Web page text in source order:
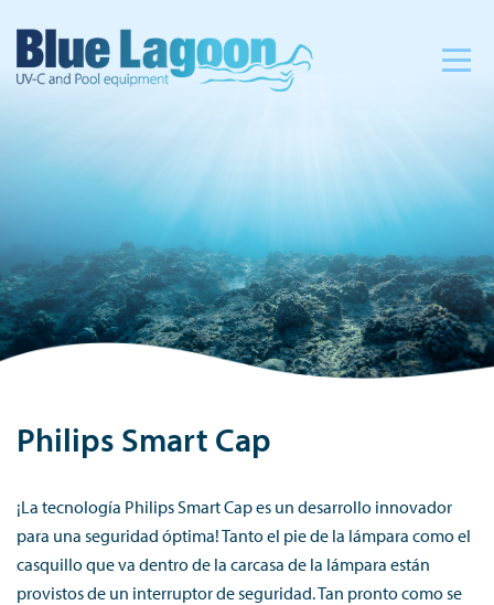
Philips Smart Cap
¡La tecnología Philips Smart Capes un desarrollo innovador
para una seguridad óptima! Tanto el pie de la lámpara como el
casquillo que va dentro de la carcasa de la lámpara están
provistos de un interruptor de seguridad. Tan pronto como se